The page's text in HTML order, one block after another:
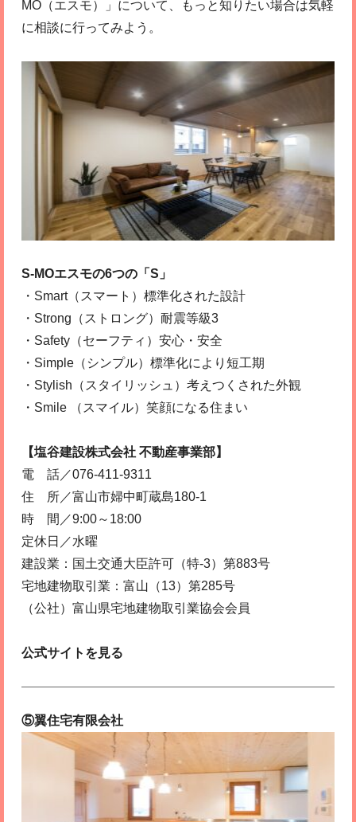
MO（エスモ）」について、もっと知りたい場合は気軽
に相談に行ってみよう。
S-MOエスモの6つの「S」
・Smart（スマート）標準化された設計
・Strong（ストロング）耐震等級3
・Safety（セーフティ）安心・安全
・Simple（シンプル）標準化により短工期
・Stylish（スタイリッシュ）考えつくされた外観
・Smile （スマイル）笑顔になる住まい
【塩谷建設株式会社 不動産事業部】
電 話／076-411-9311
住 所／富山市婦中町蔵島180-1
時 間／9:00～18:00
定休日／水曜
建設業：国土交通大臣許可（特-3）第883号
宅地建物取引業：富山（13）第285号
（公社）富山県宅地建物取引業協会会員
公式サイトを見る
⑤翼住宅有限会社